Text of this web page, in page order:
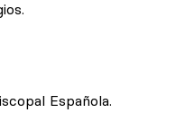
Española.